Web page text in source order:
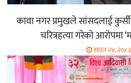
कावा नगर प्रमुखले सांसदलाई
चरित्रहत्या गरेको आरोपमा
साउन २४, २०८३